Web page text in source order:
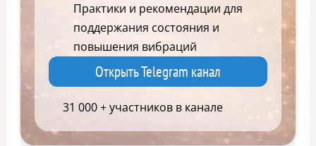
Практики и рекомендации для
поддержания состояния и
повышения вибраций
Открыть Telegram канал
31 000 + участников в канале